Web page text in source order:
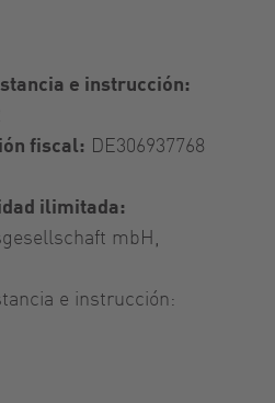
e instrucción:
fiscal: DE306937768
ilimitada:
mbH,
e instrucción: